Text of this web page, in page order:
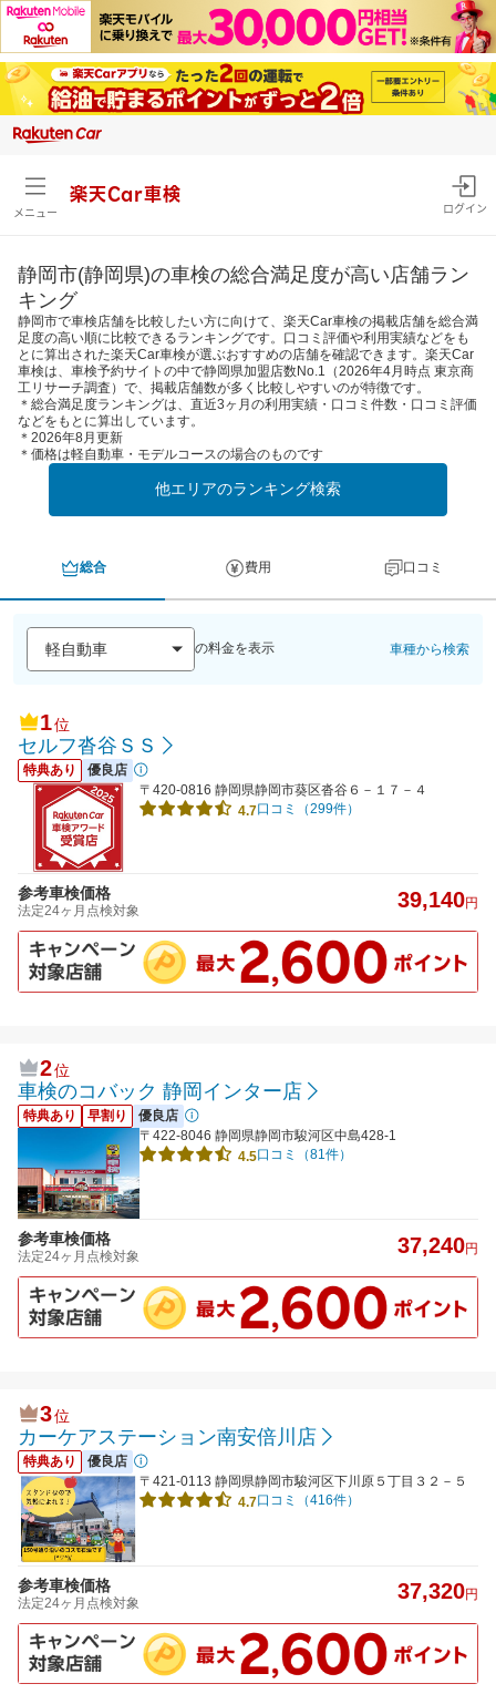
メニュー
楽天Car車検
ログイン
静岡市(静岡県)の車検の総合満足度が高い店舗ラン
キング
静岡市で車検店舗を比較したい方に向けて、楽天Car車検の掲載店舗を総合満
足度の高い順に比較できるランキングです。口コミ評価や利用実績などをも
とに算出された楽天Car車検が選ぶおすすめの店舗を確認できます。楽天Car
車検は、車検予約サイトの中で静岡県加盟店数No.1（2026年4月時点 東京商
工リサーチ調査）で、掲載店舗数が多く比較しやすいのが特徴です。
＊総合満足度ランキングは、直近3ヶ月の利用実績・口コミ件数・口コミ評価
などをもとに算出しています。
＊2026年8月更新
＊価格は軽自動車・モデルコースの場合のものです
他エリアのランキング検索
総合 費用 口コミ
の料金を表示 車種から検索
1位
セルフ沓谷ＳＳ
特典あり
優良店
〒420-0816 静岡県静岡市葵区沓谷６－１７－４
4.7口コミ（299件）
参考車検価格
法定24ヶ月点検対象 39,140円
2位
車検のコバック 静岡インター店
特典あり 早割り
優良店
〒422-8046 静岡県静岡市駿河区中島428-1
4.5口コミ（81件）
参考車検価格
法定24ヶ月点検対象 37,240円
3位
カーケアステーション南安倍川店
特典あり
優良店
〒421-0113 静岡県静岡市駿河区下川原５丁目３２－５
4.7口コミ（416件）
参考車検価格
法定24ヶ月点検対象 37,320円